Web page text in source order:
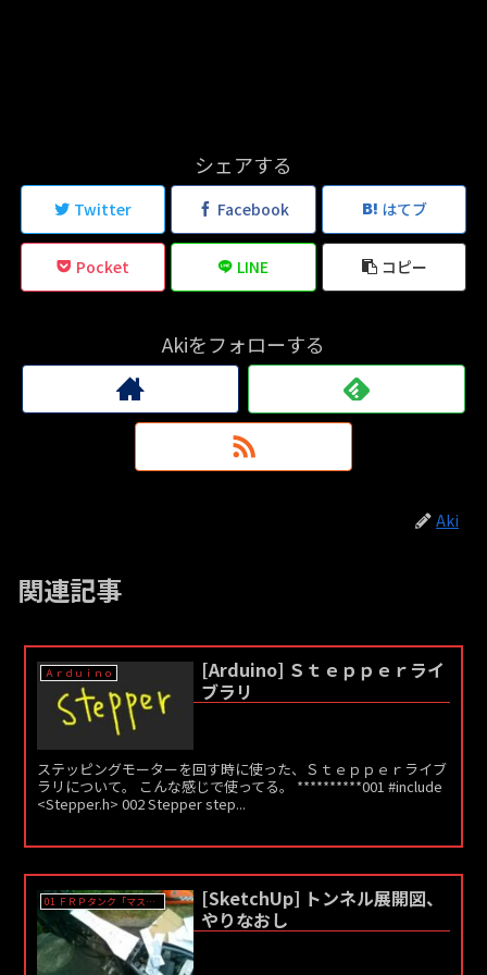
シェアする
Twitter Facebook はてブ
Pocket LINE コピー
Akiをフォローする
Aki
関連記事
Ａｒｄｕｉｎｏ
[Arduino] Ｓｔｅｐｐｅｒライ
ブラリ
ステッピングモーターを回す時に使った、Ｓｔｅｐｐｅｒライブ
ラリについて。 こんな感じで使ってる。 **********001 #include
<Stepper.h> 002 Stepper step...
01 ＦＲＰタンク「マスター」作成
[SketchUp] トンネル展開図、
やりなおし